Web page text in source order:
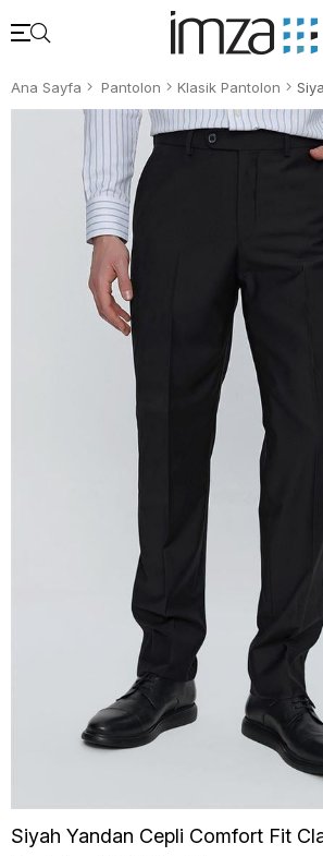
Ana Sayfa Pantolon Klasik Pantolon
Siyah Yandan Cepli Comfort Fit